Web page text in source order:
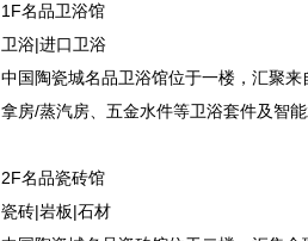
1F名品卫浴馆
卫浴|进口卫浴
中国陶瓷城名品卫浴馆位于一楼，汇聚
拿房/蒸汽房、五金水件等卫浴套件及智
2F名品瓷砖馆
瓷砖|岩板|石材